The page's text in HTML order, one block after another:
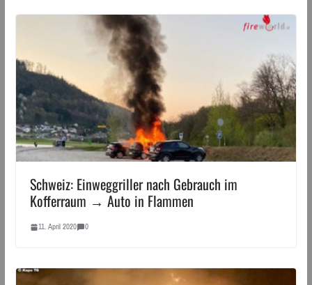
Schweiz: Einweggriller nach Gebrauch im
Kofferraum → Auto in Flammen
11. April 2020 0